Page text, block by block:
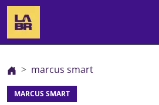
marcus smart
MARCUS SMART